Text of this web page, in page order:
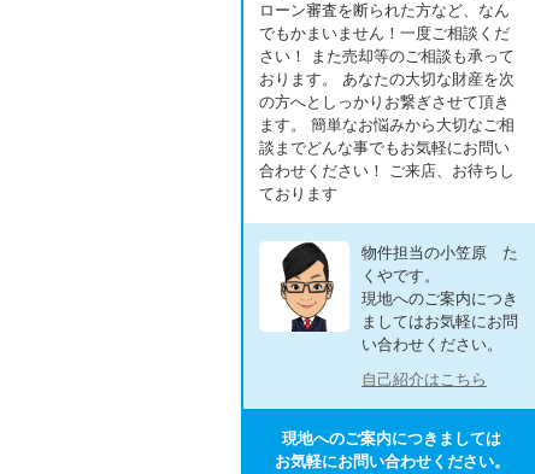
ローン審査を断られた方など、なん
でもかまいません！一度ご相談くだ
さい！ また売却等のご相談も承って
おります。 あなたの大切な財産を次
の方へとしっかりお繋ぎさせて頂き
ます。 簡単なお悩みから大切なご相
談までどんな事でもお気軽にお問い
合わせください！ ご来店、お待ちし
ております
物件担当の小笠原 た
くやです。
現地へのご案内につき
ましてはお気軽にお問
い合わせください。
自己紹介はこちら
現地へのご案内につきましては
お気軽にお問い合わせください。